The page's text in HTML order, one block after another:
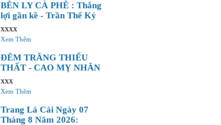
BÊN LY CÀ PHÊ : Thắng
lợi gần kề - Trần Thế Kỷ
xxxx
Xem Thêm
ĐÊM TRĂNG THIẾU
THẤT - CAO MỴ NHÂN
xxx
Xem Thêm
Trang Lá Cải Ngày 07
Tháng 8 Năm 2026: